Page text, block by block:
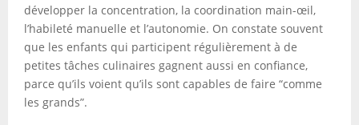
développer la concentration, la coordination main-œil,
l’habileté manuelle et l’autonomie. On constate souvent
que les enfants qui participent régulièrement à de
petites tâches culinaires gagnent aussi en confiance,
parce qu’ils voient qu’ils sont capables de faire “comme
les grands”.